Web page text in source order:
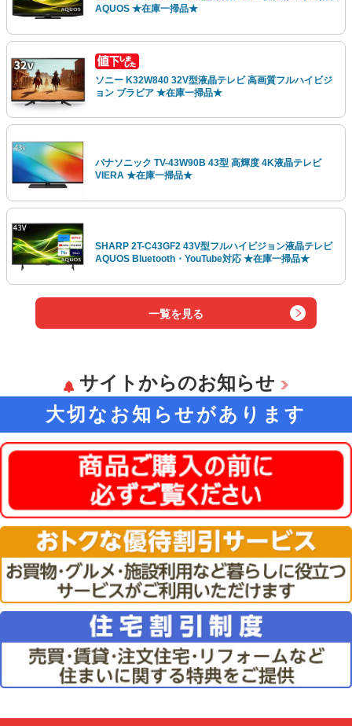
AQUOS ★在庫一掃品★
ソニー K32W840 32V型液晶テレビ 高画質フルハイビジ
ョン ブラビア ★在庫一掃品★
パナソニック TV-43W90B 43型 高輝度 4K液晶テレビ
VIERA ★在庫一掃品★
SHARP 2T-C43GF2 43V型フルハイビジョン液晶テレビ
AQUOS Bluetooth・YouTube対応 ★在庫一掃品★
一覧を見る
サイトからのお知らせ
大切なお知らせがあります